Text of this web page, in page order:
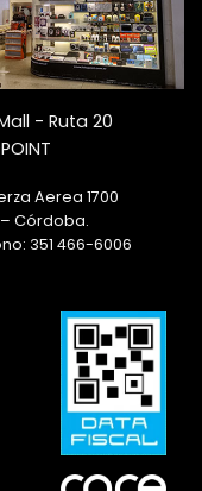
- Ruta 20
Aerea 1700
– Córdoba.
351 466-6006